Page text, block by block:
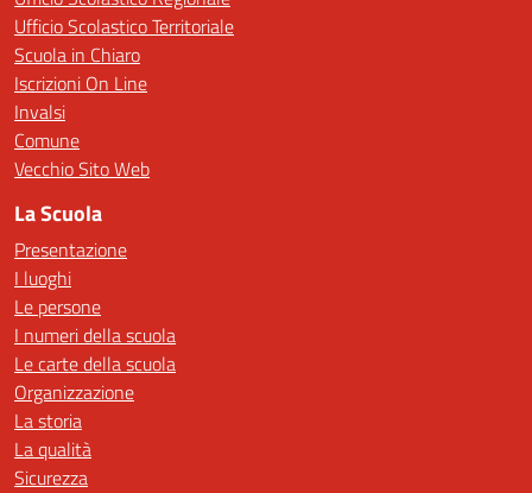
Ufficio Scolastico Territoriale
Scuola in Chiaro
Iscrizioni On Line
Invalsi
Comune
Vecchio Sito Web
La Scuola
Presentazione
I luoghi
Le persone
I numeri della scuola
Le carte della scuola
Organizzazione
La storia
La qualità
Sicurezza